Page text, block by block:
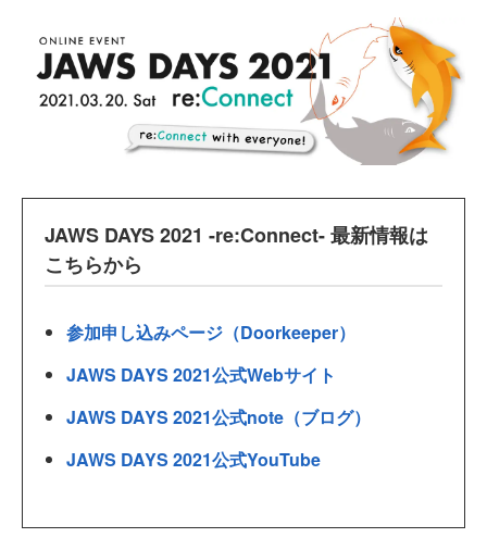
JAWS DAYS 2021 -re:Connect- 最新情報は
こちらから
参加申し込みページ（Doorkeeper）
JAWS DAYS 2021公式Webサイト
JAWS DAYS 2021公式note（ブログ）
JAWS DAYS 2021公式YouTube